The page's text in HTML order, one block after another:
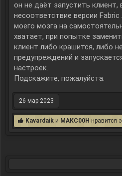
он не даёт запустить клиент,
несоответствие версии
моего мозга на
хватает, при попытке
клиент либо крашится, либо
предупреждений и
настроек.
Подскажите, пожалуйста.
26 мар 2023
Kavardaik и MAKC00H нравится